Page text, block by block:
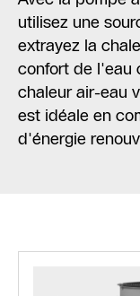
utilisez une
extrayez la
confort de l'eau
chaleur air-eau
est idéale en
d'énergie